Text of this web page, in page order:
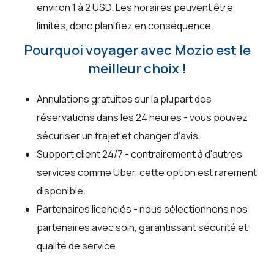
environ 1 à 2 USD. Les horaires peuvent être
limités, donc planifiez en conséquence.
Pourquoi voyager avec Mozio est le
meilleur choix !
Annulations gratuites sur la plupart des
réservations dans les 24 heures - vous pouvez
sécuriser un trajet et changer d'avis.
Support client 24/7 - contrairement à d'autres
services comme Uber, cette option est rarement
disponible.
Partenaires licenciés - nous sélectionnons nos
partenaires avec soin, garantissant sécurité et
qualité de service.